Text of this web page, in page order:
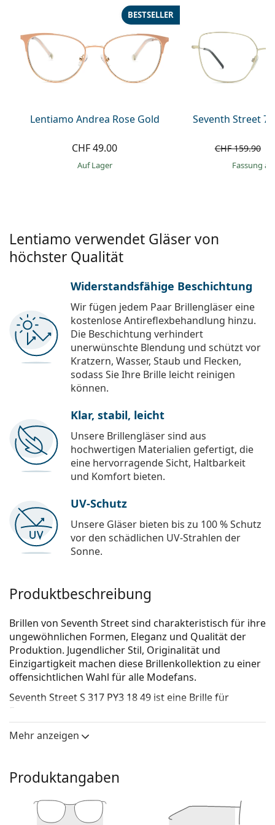
Prada
Alle Marken
Lentiamo Andrea Rose Gold
BESTSELLER
CHF 49.00
auf Lager
Seventh Street
CHF 159.90
Fassung
Lentiamo verwendet Gläser von
höchster Qualität
Widerstandsfähige Beschichtung
Wir fügen jedem Paar Brillengläser eine
kostenlose Antireflexbehandlung hinzu.
Die Beschichtung verhindert
unerwünschte Blendung und schützt vor
Kratzern, Wasser, Staub und Flecken,
sodass Sie Ihre Brille leicht reinigen
können.
Klar, stabil, leicht
Unsere Brillengläser sind aus
hochwertigen Materialien gefertigt, die
eine hervorragende Sicht, Haltbarkeit
und Komfort bieten.
UV-Schutz
Unsere Gläser bieten bis zu 100 % Schutz
vor den schädlichen UV-Strahlen der
Sonne.
Produktbeschreibung
Brillen von Seventh Street sind charakteristisch für ihre
ungewöhnlichen Formen, Eleganz und Qualität der
Produktion. Jugendlicher Stil, Originalität und
Einzigartigkeit machen diese Brillenkollektion zu einer
offensichtlichen Wahl für alle Modefans.
Seventh Street S 317 PY3 18 49 ist eine Brille für
Frauen.
Brillenfassung
hellblondem Haar.
für Menschen mit einer runden, ovalen oder
dreieckigen Gesichtsform.
Mehr anzeigen
Produktangaben